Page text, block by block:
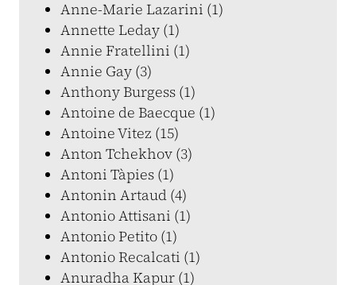
Anne-Marie Lazarini (1)
Annette Leday (1)
Annie Fratellini (1)
Annie Gay (3)
Anthony Burgess (1)
Antoine de Baecque (1)
Antoine Vitez (15)
Anton Tchekhov (3)
Antoni Tàpies (1)
Antonin Artaud (4)
Antonio Attisani (1)
Antonio Petito (1)
Antonio Recalcati (1)
Anuradha Kapur (1)